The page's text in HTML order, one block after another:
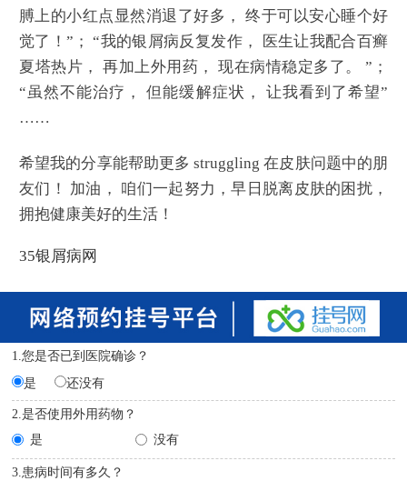
膊上的小红点显然消退了好多， 终于可以安心睡个好
觉了！”； “我的银屑病反复发作， 医生让我配合百癣
夏塔热片， 再加上外用药， 现在病情稳定多了。 ”；
“虽然不能治疗， 但能缓解症状， 让我看到了希望”
……
希望我的分享能帮助更多 struggling 在皮肤问题中的朋
友们！ 加油， 咱们一起努力，早日脱离皮肤的困扰，
拥抱健康美好的生活！
35银屑病网
1.您是否已到医院确诊？
是
还没有
2.是否使用外用药物？
是
没有
3.患病时间有多久？